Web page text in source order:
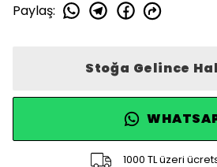
Paylaş:
Stoğa Gelince
1000 TL üzeri